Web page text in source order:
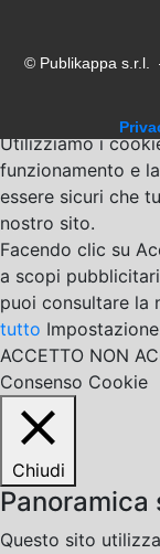
© Publikappa s.r.l.
Utilizziamo i
funzionamento e
essere sicuri che
nostro sito.
Facendo clic su
a scopi
puoi consultare la
tutto
ACCETTO NON
Consenso Cookie
Chiudi
Questo sito